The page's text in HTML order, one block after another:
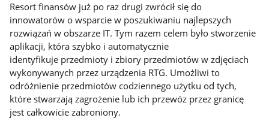
Resort finansów już po raz drugi zwrócił się do
innowatorów o wsparcie w poszukiwaniu najlepszych
rozwiązań w obszarze IT. Tym razem celem było stworzenie
aplikacji, która szybko i automatycznie
identyfikuje przedmioty i zbiory przedmiotów w zdjęciach
wykonywanych przez urządzenia RTG. Umożliwi to
odróżnienie przedmiotów codziennego użytku od tych,
które stwarzają zagrożenie lub ich przewóz przez granicę
jest całkowicie zabroniony.